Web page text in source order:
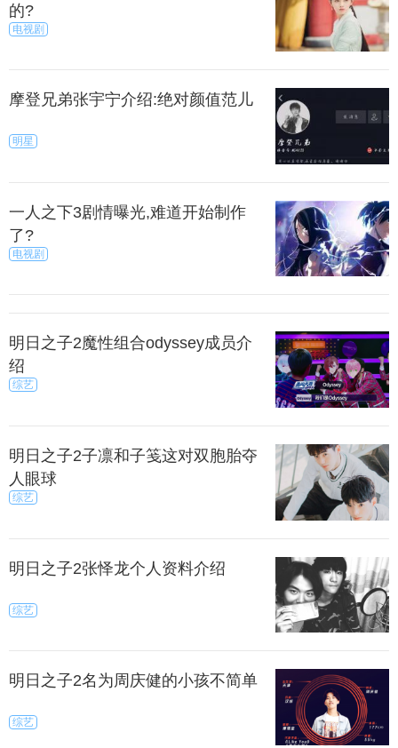
美国，1854年，亨利·戈培尔同样使用一根炭化的
竹丝，放在真空的玻璃瓶下通电发光，维持了400小
美国专利局曾判爱迪生碳丝白炽灯的发明有前科，属
无效。经过多年的官司，爱迪生也只取得碳丝白炽灯
上一篇 下一页
来源：今日临沂 秀目网 /探索 /历史
的?
电视剧
摩登兄弟张宇宁介绍:绝对颜值范儿
明星
一人之下3剧情曝光,难道开始制作
了?
电视剧
明日之子2魔性组合odyssey成员介
绍
综艺
明日之子2子凛和子笺这对双胞胎夺
人眼球
综艺
明日之子2张怿龙个人资料介绍
综艺
明日之子2名为周庆健的小孩不简单
综艺